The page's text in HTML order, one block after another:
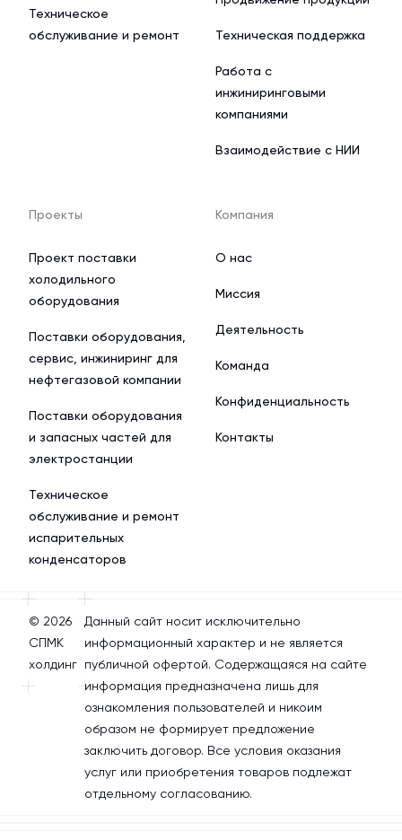
Техническое
обслуживание и ремонт
Техническая поддержка
Работа с
инжиниринговыми
компаниями
Взаимодействие с НИИ
Проекты
Проект поставки
холодильного
оборудования
Поставки оборудования,
сервис, инжиниринг для
нефтегазовой компании
Поставки оборудования
и запасных частей для
электростанции
Техническое
обслуживание и ремонт
испарительных
конденсаторов
Компания
О нас
Миссия
Деятельность
Команда
Конфиденциальность
Контакты
© 2026
СПМК
холдинг
Данный сайт носит исключительно
информационный характер и не является
публичной офертой. Содержащаяся на сайте
информация предназначена лишь для
ознакомления пользователей и никоим
образом не формирует предложение
заключить договор. Все условия оказания
услуг или приобретения товаров подлежат
отдельному согласованию.